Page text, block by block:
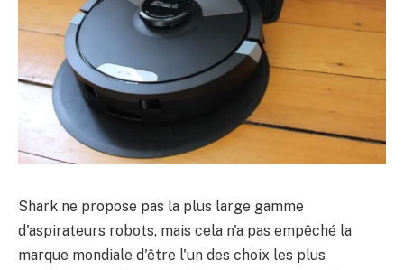
Shark ne propose pas la plus large gamme
d'aspirateurs robots, mais cela n'a pas empêché la
marque mondiale d'être l'un des choix les plus